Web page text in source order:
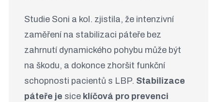
Studie Soni a kol. zjistila, že intenzivní
zaměření na stabilizaci páteře bez
zahrnutí dynamického pohybu může být
na škodu, a dokonce zhoršit funkční
schopnosti pacientů s LBP. Stabilizace
páteře je sice klíčová pro prevenci